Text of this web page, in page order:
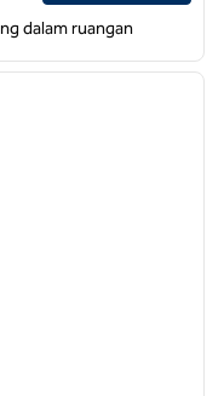
dalam ruangan